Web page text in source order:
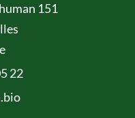
151
22